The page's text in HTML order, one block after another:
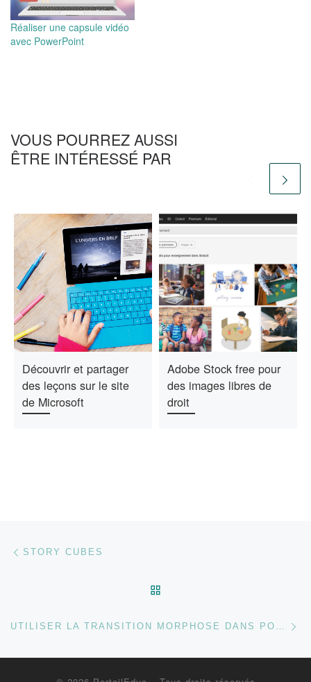
Réaliser une capsule vidéo
avec PowerPoint
VOUS POURREZ AUSSI
ÊTRE INTÉRESSÉ PAR
Découvrir et partager
des leçons sur le site
de Microsoft
Adobe Stock free pour
des images libres de
droit
Parcourir les articles
STORY CUBES
UTILISER LA TRANSITION MORPHOSE DANS POWERPOINT